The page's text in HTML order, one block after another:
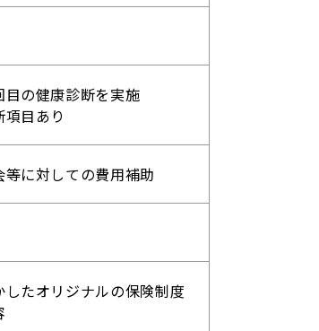
の健康診断を実施
目あり
に対しての費用補助
たオリジナルの保険制度